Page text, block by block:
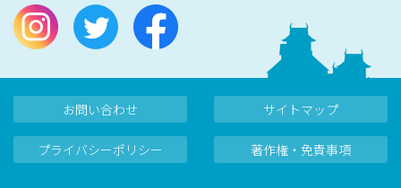
お問い合わせ サイトマップ
プライバシーポリシー 著作権・免責事項